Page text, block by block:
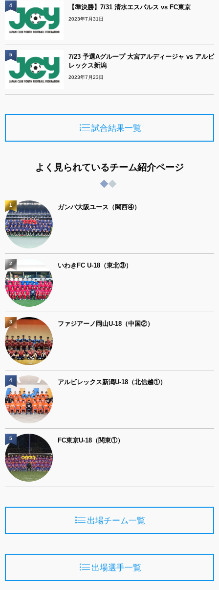
【準決勝】7/31 清水エスパルス vs FC東京
2023年7月31日
4
7/23 予選Aグループ 大宮アルディージャ vs アルビ
レックス新潟
2023年7月23日
5
試合結果一覧
よく見られているチーム紹介ページ
ガンバ大阪ユース（関西④）
1
いわきFC U-18（東北③）
2
ファジアーノ岡山U-18（中国②）
3
アルビレックス新潟U-18（北信越①）
4
FC東京U-18（関東①）
5
出場チーム一覧
出場選手一覧